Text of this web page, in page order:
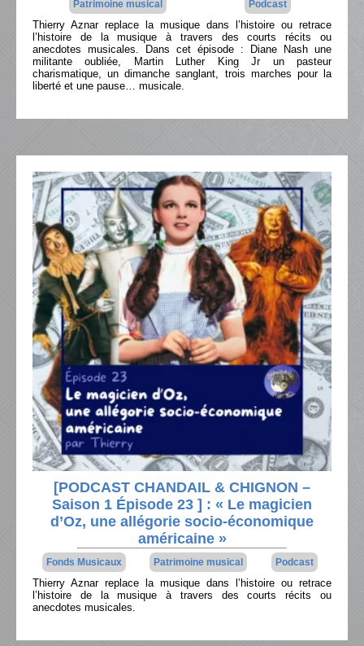
Patrimoine musical Podcast
Thierry Aznar replace la musique dans l’histoire ou retrace
l’histoire de la musique à travers des courts récits ou
anecdotes musicales. Dans cet épisode : Diane Nash une
militante oubliée, Martin Luther King Jr un pasteur
charismatique, un dimanche sanglant, trois marches pour la
liberté et une pause… musicale.
[PODCAST CHANDAIL & CHIGNON –
Saison 1 Épisode 23 ] : « Le magicien
d’Oz, une allégorie socio-économique
américaine »
Fonds Musicaux Patrimoine musical Podcast
Thierry Aznar replace la musique dans l’histoire ou retrace
l’histoire de la musique à travers des courts récits ou
anecdotes musicales.